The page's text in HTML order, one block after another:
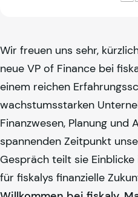
Wir freuen uns sehr,
neue VP of Finance bei
einem reichen
wachstumsstarken
Finanzwesen, Planung und
spannenden Zeitpunkt
Gespräch teilt sie
für fiskalys finanzielle